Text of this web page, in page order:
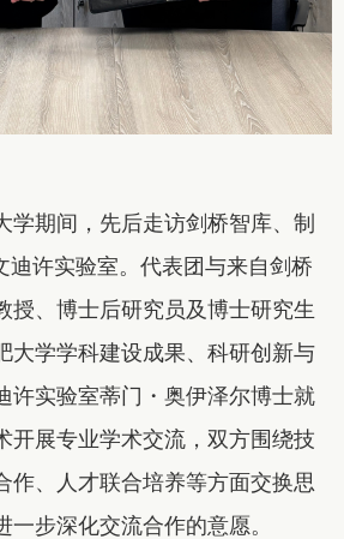
学期间，先后走访剑桥智库、制
许实验室。代表团与来自剑桥
授、博士后研究员及博士研究生
大学学科建设成果、科研创新与
许实验室蒂门・奥伊泽尔博士就
开展专业学术交流，双方围绕技
作、人才联合培养等方面交换思
一步深化交流合作的意愿。